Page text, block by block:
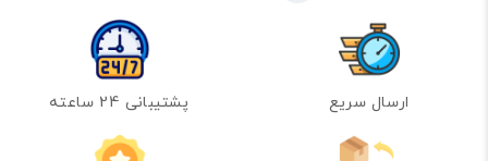
ارسال سریع پشتیبانی 24 ساعته